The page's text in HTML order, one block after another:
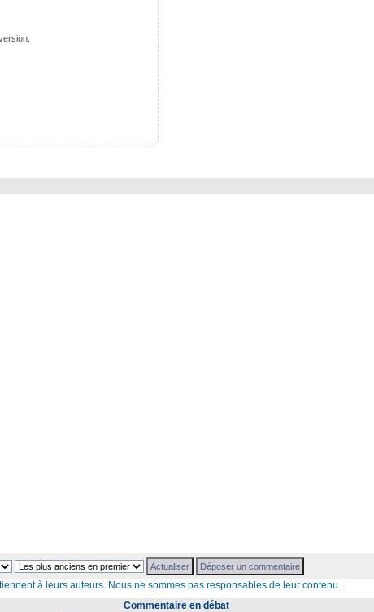
à leurs auteurs. Nous ne sommes pas responsables de leur contenu.
Commentaire en débat